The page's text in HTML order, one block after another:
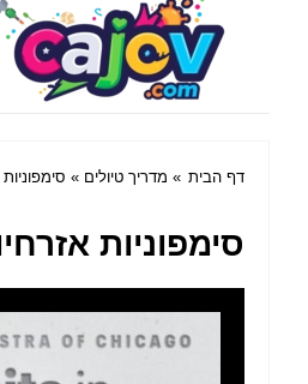
Cajov.com
דף הבית » מדריך טיולים »
סימפוניות